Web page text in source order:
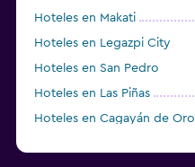
Hoteles en Makati
Hoteles en Legazpi City
Hoteles en San Pedro
Hoteles en Las Piñas
Hoteles en Cagayán de Oro